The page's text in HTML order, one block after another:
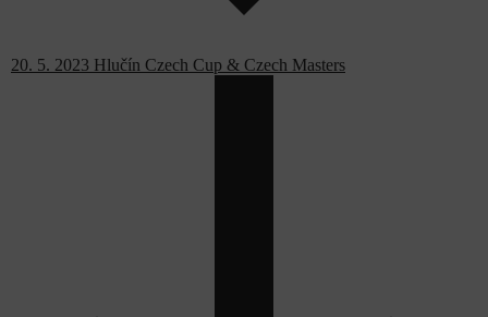
20. 5. 2023 Hlučín Czech Cup & Czech Masters